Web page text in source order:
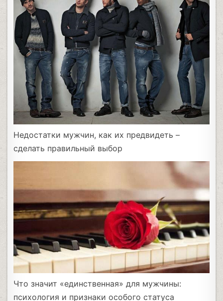
Недостатки мужчин, как их предвидеть –
сделать правильный выбор
Что значит «единственная» для мужчины:
психология и признаки особого статуса